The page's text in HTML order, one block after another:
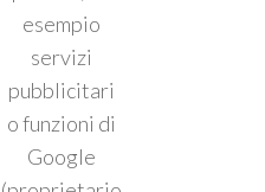
esempio
servizi
pubblicitari
o funzioni di
Google